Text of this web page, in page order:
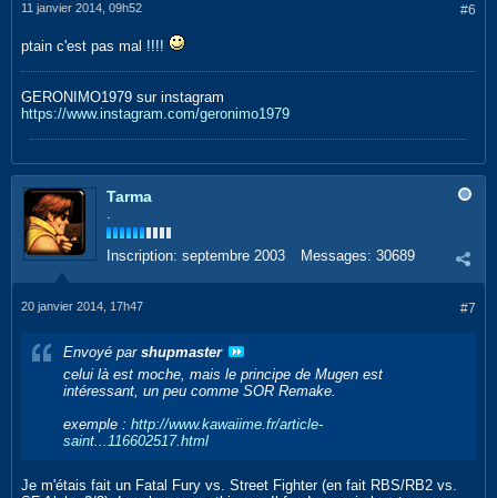
#6
11 janvier 2014, 09h52
ptain c'est pas mal !!!!
GERONIMO1979 sur instagram
https://www.instagram.com/geronimo1979
Tarma
.
Inscription: septembre 2003 Messages: 30689
#7
20 janvier 2014, 17h47
Envoyé par shupmaster
celui là est moche, mais le principe de Mugen est
intéressant, un peu comme SOR Remake.
exemple : http://www.kawaiime.fr/article-
saint...116602517.html
Je m'étais fait un Fatal Fury vs. Street Fighter (en fait RBS/RB2 vs.